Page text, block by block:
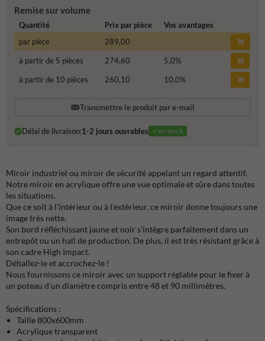
Remise sur volume
Quantité Prix par pièce
Vos avantages
par pièce
289,00
à partir de 5 pièces
274,60 5,0%
à partir de 10 pièces
260,10 10,0%
Transmettre le produit par e-mail
Délai de livraison:1-2 jours ouvrables ✓en stock
Miroir industriel ou miroir de sécurité appelant un regard attentif.
Notre miroir en acrylique offre une vue optimale et sûre dans toutes
les situations.
Que ce soit à l'intérieur ou à l'extérieur, ce miroir donne toujours une
image très nette.
Son bord réfléchissant jaune et noir s'intègre parfaitement dans un
entrepôt ou un hall de production. De plus, il est très résistant grâce à
son cadre High Impact.
Déballez-le et accrochez-le !
Nous fournissons ce miroir avec un support réglable pour le fixer à
un poteau d'un diamètre compris entre 48 et 90 millimètres.
Spécifications :
Taille 800x600mm
Acrylique transparent